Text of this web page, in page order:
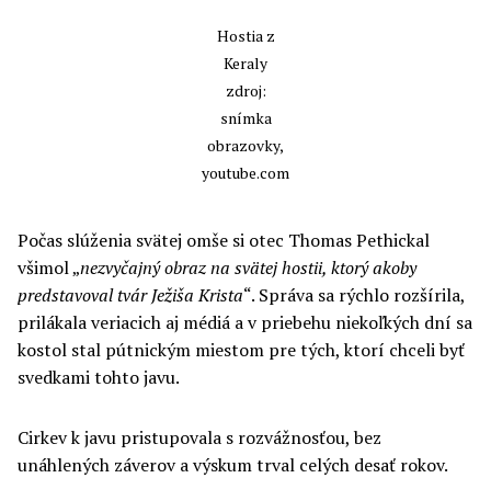
Hostia z
Keraly
zdroj:
snímka
obrazovky,
youtube.com
Počas slúženia svätej omše si otec Thomas Pethickal
všimol „nezvyčajný obraz na svätej hostii, ktorý akoby
predstavoval tvár Ježiša Krista“. Správa sa rýchlo rozšírila,
prilákala veriacich aj médiá a v priebehu niekoľkých dní sa
kostol stal pútnickým miestom pre tých, ktorí chceli byť
svedkami tohto javu.
Cirkev k javu pristupovala s rozvážnosťou, bez
unáhlených záverov a výskum trval celých desať rokov.